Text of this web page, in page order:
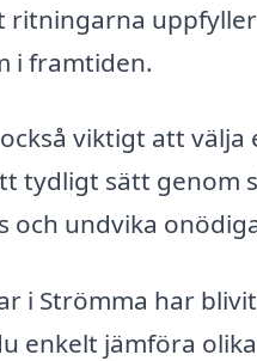
i framtiden.
viktigt att
tydligt sätt genom
och undvika
i Strömma har
enkelt jämföra